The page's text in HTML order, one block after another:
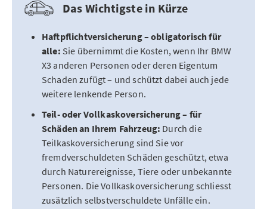
Das Wichtigste in Kürze
Haftpflichtversicherung – obligatorisch für
alle: Sie übernimmt die Kosten, wenn Ihr BMW
X3 anderen Personen oder deren Eigentum
Schaden zufügt – und schützt dabei auch jede
weitere lenkende Person.
Teil- oder Vollkaskoversicherung – für
Schäden an Ihrem Fahrzeug: Durch die
Teilkaskoversicherung sind Sie vor
fremdverschuldeten Schäden geschützt, etwa
durch Naturereignisse, Tiere oder unbekannte
Personen. Die Vollkaskoversicherung schliesst
zusätzlich selbstverschuldete Unfälle ein.